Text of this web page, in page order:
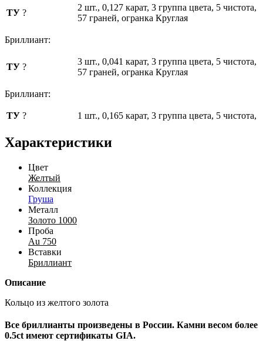
ТУ ?
2 шт., 0,127 карат, 3 группа цвета, 5 чистота,
57 граней, огранка Круглая
Бриллиант:
ТУ ?
3 шт., 0,041 карат, 3 группа цвета, 5 чистота,
57 граней, огранка Круглая
Бриллиант:
ТУ ? 1 шт., 0,165 карат, 3 группа цвета, 5 чистота,
Характеристики
Цвет
Желтый
Коллекция
Груша
Металл
Золото 1000
Проба
Au 750
Вставки
Бриллиант
Описание
Кольцо из желтого золота
Все бриллианты произведены в России. Камни весом более
0.5ct имеют сертификаты GIA.